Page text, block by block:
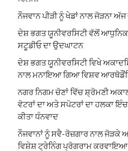
ਨੌਜਵਾਨ ਪੀੜੀ ਨੂੰ ਖੇਡਾਂ ਨਾਲ ਜੋੜਨਾ
ਦੇਸ਼ ਭਗਤ ਯੂਨੀਵਰਸਿਟੀ ਵੱਲੋਂ
ਸਟੂਡੀਓ ਦਾ ਉਦਘਾਟਨ
ਦੇਸ਼ ਭਗਤ ਯੂਨੀਵਰਸਿਟੀ ਵਿਖੇ
ਨਾਲ ਮਨਾਇਆ ਗਿਆ ਵਿਸ਼ਵ
ਨਗਰ ਨਿਗਮ ਚੋਣਾਂ ਵਿੱਚ ਸ਼੍ਰੋਮਣੀ
ਵੋਟਰਾਂ ਦਾ ਅਤੇ ਸਪੋਟਰਾਂ ਦਾ ਹਲਕਾ
ਕੀਤਾ ਧੰਨਵਾਦ
ਨੌਜਵਾਨਾਂ ਨੂੰ ਸਵੈ-ਰੋਜ਼ਗਾਰ ਨਾਲ
ਵਿਸ਼ੇਸ਼ ਟ੍ਰੇਨਿੰਗ ਪ੍ਰੋਗਰਾਮ